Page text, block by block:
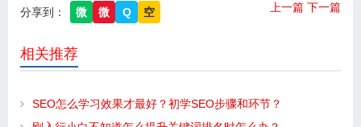
上一篇 下一篇
分享到： 微 微 Q 空
相关推荐
SEO怎么学习效果才最好？初学SEO步骤和环节？